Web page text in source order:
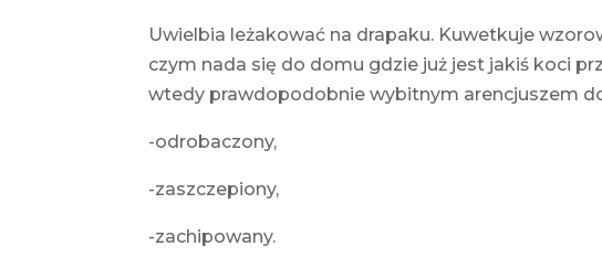
Uwielbia leżakować na drapaku. Kuwetkuje
czym nada się do domu gdzie już jest jakiś koci
wtedy prawdopodobnie wybitnym arencjuszem
-odrobaczony,
-zaszczepiony,
-zachipowany.